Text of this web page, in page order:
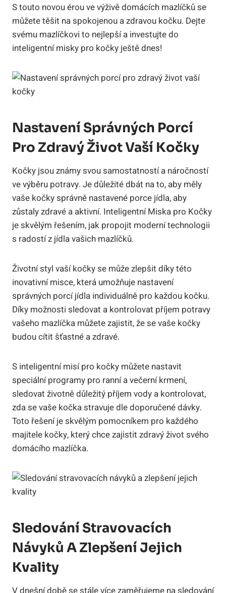
S touto novou érou ve výživě domácích mazlíčků se
můžete těšit na spokojenou a zdravou kočku. Dejte
svému mazlíčkovi to nejlepší a investujte do
inteligentní misky pro kočky ještě dnes!
Nastavení Správných Porcí
Pro Zdravý Život Vaší Kočky
Kočky jsou známy svou samostatností a náročností
ve výběru potravy. Je důležité dbát na to, aby měly
vaše kočky správně nastavené porce jídla, aby
zůstaly zdravé a aktivní. Inteligentní Miska pro Kočky
je skvělým řešením, jak propojit moderní technologii
s radostí z jídla vašich mazlíčků.
Životní styl vaší kočky se může zlepšit díky této
inovativní misce, která umožňuje nastavení
správných porcí jídla individuálně pro každou kočku.
Díky možnosti sledovat a kontrolovat příjem potravy
vašeho mazlíčka můžete zajistit, že se vaše kočky
budou cítit šťastné a zdravé.
S inteligentní misí pro kočky můžete nastavit
speciální programy pro ranní a večerní krmení,
sledovat životně důležitý příjem vody a kontrolovat,
zda se vaše kočka stravuje dle doporučené dávky.
Toto řešení je skvělým pomocníkem pro každého
majitele kočky, který chce zajistit zdravý život svého
domácího mazlíčka.
Sledování Stravovacích
Návyků A Zlepšení Jejich
Kvality